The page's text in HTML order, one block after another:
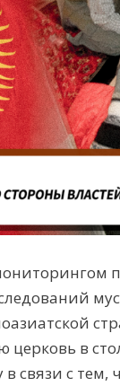
церковь в
связи с